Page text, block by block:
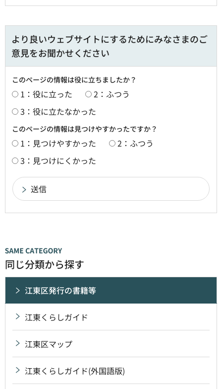
より良いウェブサイトにするためにみなさまのご
意見をお聞かせください
このページの情報は役に立ちましたか？
1：役に立った
2：ふつう
3：役に立たなかった
このページの情報は見つけやすかったですか？
1：見つけやすかった
2：ふつう
3：見つけにくかった
同じ分類から探す
江東区発行の書籍等
江東くらしガイド
江東区マップ
江東くらしガイド(外国語版)